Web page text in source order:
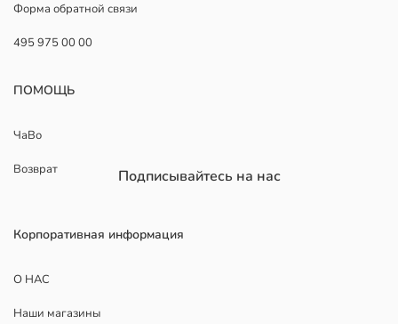
Форма обратной связи
495 975 00 00
ПОМОЩЬ
ЧаВо
Возврат
Корпоративная информация
О НАС
Наши магазины
Подписывайтесь на нас